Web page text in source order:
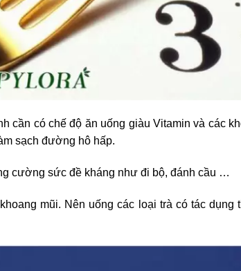
cần có chế độ ăn uống giàu Vitamin và các
sạch đường hô hấp.
cường sức đề kháng như đi bộ, đánh cầu …
mũi. Nên uống các loại trà có tác dụng